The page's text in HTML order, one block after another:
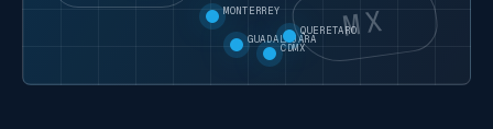
MX
MONTERREY
GUADALAJARA
CDMX
QUERETARO